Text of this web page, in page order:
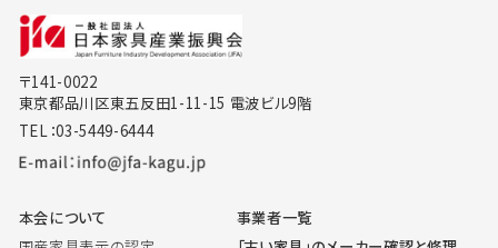
〒141-0022
東京都品川区東五反田1-11-15 電波ビル9階
TEL：03-5449-6444
本会について
事業者一覧